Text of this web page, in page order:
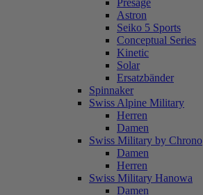
Presage
Astron
Seiko 5 Sports
Conceptual Series
Kinetic
Solar
Ersatzbänder
Spinnaker
Swiss Alpine Military
Herren
Damen
Swiss Military by Chrono
Damen
Herren
Swiss Military Hanowa
Damen